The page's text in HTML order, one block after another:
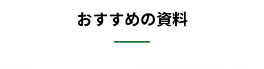
おすすめの資料